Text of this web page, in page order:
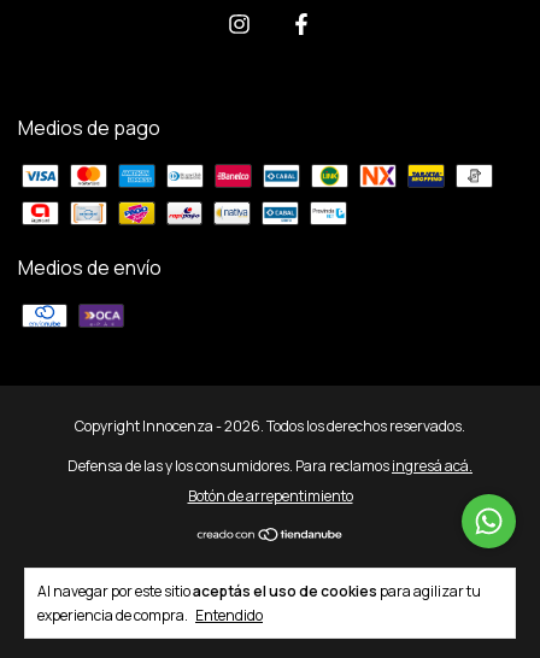
Al navegar por este sitioaceptás el uso de cookies para agilizar tu
experiencia de compra. Entendido
Medios de pago
Medios de envío
Copyright Innocenza - 2026. Todos los derechos reservados.
Defensa de las y los consumidores. Para reclamosingresá acá.
Botón de arrepentimiento